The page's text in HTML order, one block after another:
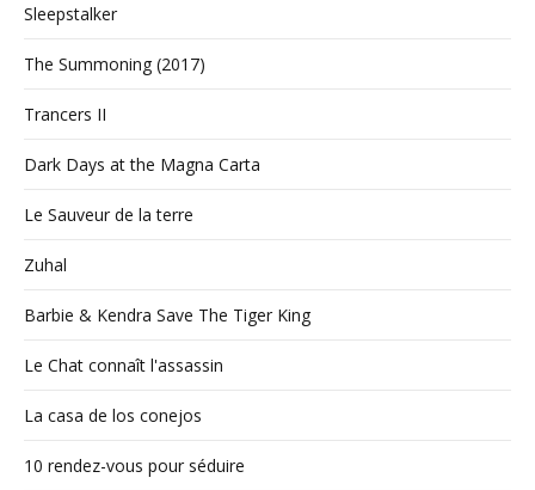
Sleepstalker
The Summoning (2017)
Trancers II
Dark Days at the Magna Carta
Le Sauveur de la terre
Zuhal
Barbie & Kendra Save The Tiger King
Le Chat connaît l'assassin
La casa de los conejos
10 rendez-vous pour séduire